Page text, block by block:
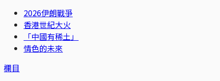
2026伊朗戰爭
香港世紀大火
「中國有稀土」
情色的未來
欄目